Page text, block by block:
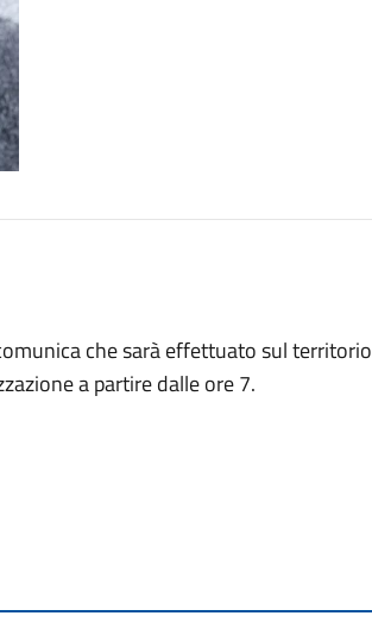
che sarà effettuato sul territorio
a partire dalle ore 7.